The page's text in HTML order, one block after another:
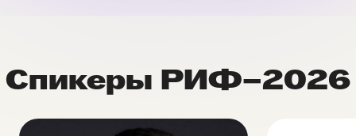
Спикеры РИФ–2026